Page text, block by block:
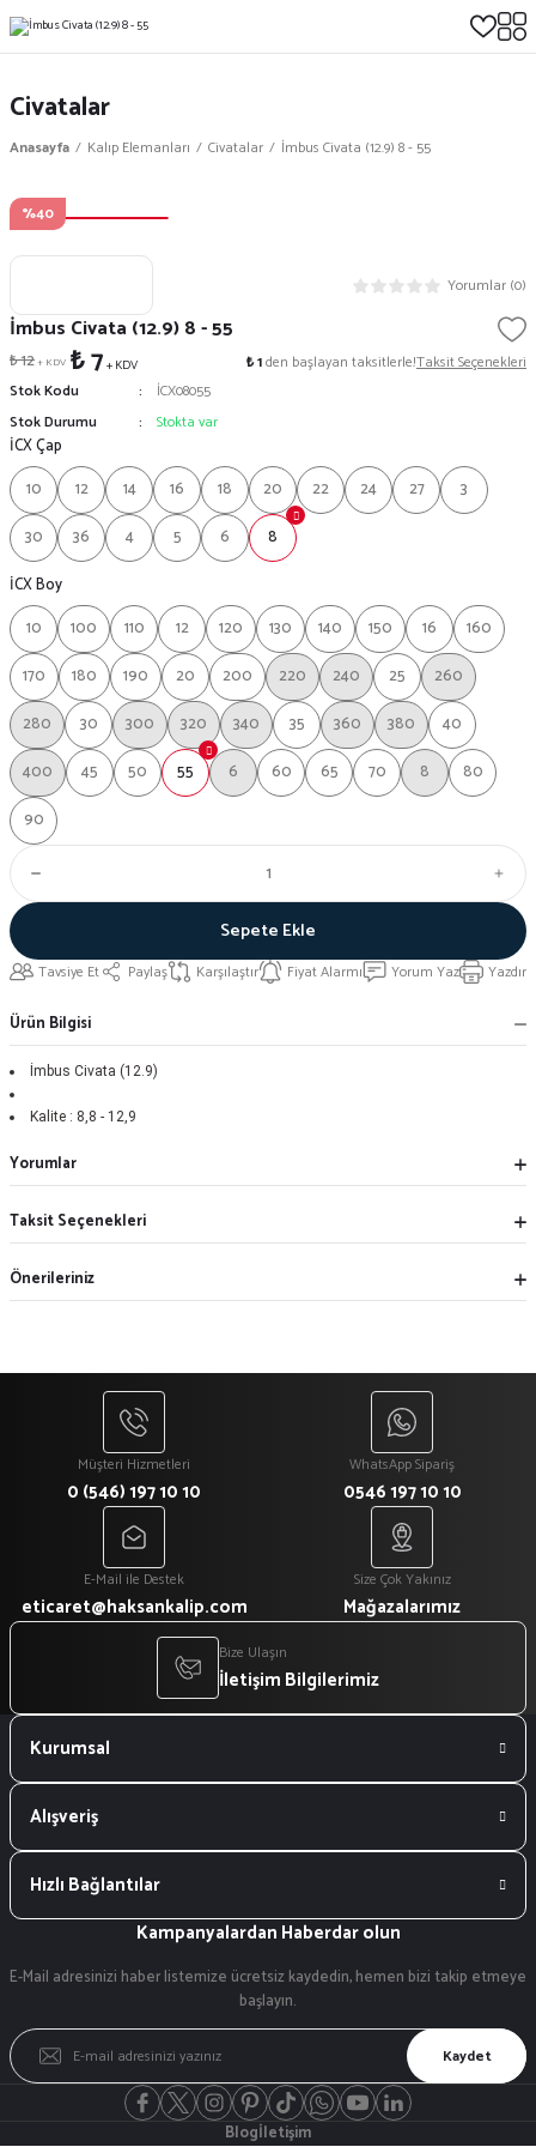
Civatalar
Anasayfa Kalıp Elemanları Civatalar İmbus Civata (12.9) 8 - 55
%40
Yorumlar (0)
İmbus Civata (12.9) 8 - 55
₺ 12+ KDV ₺ 7+ KDV ₺ 1den başlayan taksitlerle!Taksit Seçenekleri
Stok Kodu
İCX08055
Stok Durumu
Stokta var
İCX Çap
10
12 14 16 18 20 22 24 27
3
30
36 4 5 6
8
İCX Boy
10
100 110 12 120 130 140 150 16
160
170
180 190 20 200 220 240 25
260
280
30 300 320 340 35 360 380
40
400
45 50 55 6 60 65 70 8
80
90
Sepete Ekle
Tavsiye Et Paylaş Karşılaştır Fiyat Alarmı Yorum Yaz Yazdır
Ürün Bilgisi
İmbus Civata (12.9)
Kalite : 8,8 - 12,9
Yorumlar
Taksit Seçenekleri
Önerileriniz
Müşteri Hizmetleri
0 (546) 197 10 10
WhatsApp Sipariş
0546 197 10 10
E-Mail ile Destek
eticaret@haksankalip.com
Size Çok Yakınız
Mağazalarımız
Bize Ulaşın
İletişim Bilgilerimiz
Kurumsal
Alışveriş
Hızlı Bağlantılar
Kampanyalardan Haberdar olun
E-Mail adresinizi haber listemize ücretsiz kaydedin, hemen bizi takip etmeye
başlayın.
Kaydet
Blogİletişim